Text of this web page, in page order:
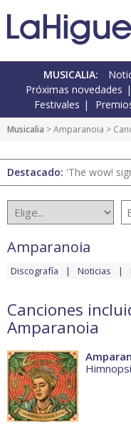
MUSICALIA:
Próximas novedades
Festivales
Musicalia >Amparanoia >
Destacado: 'The wow!
Amparanoia
Discografía Noticias
Canciones
Amparanoia